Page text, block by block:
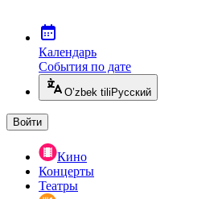
Календарь
События по дате
O’zbek tili Русский
Войти
Кино
Концерты
Театры